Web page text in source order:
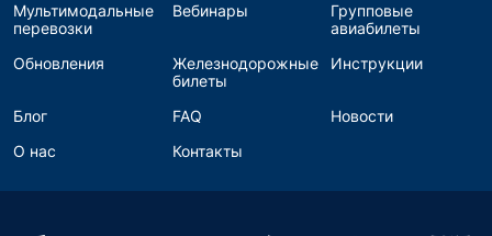
Мультимодальные
перевозки
Вебинары
Групповые
авиабилеты
Обновления
Железнодорожные
билеты
Инструкции
Блог FAQ
Новости
О нас
Контакты